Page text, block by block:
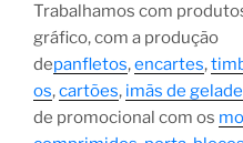
Trabalhamos com
gráfico, com a produção
depanfletos,encartes,
os,cartões, imãs de
de promocional com os